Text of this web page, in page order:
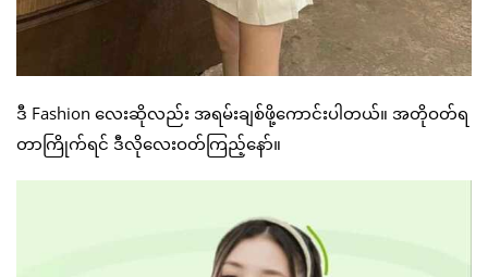
ဒီ Fashion လေးဆိုလည်း အရမ်းချစ်ဖို့ကောင်းပါတယ်။ အတိုဝတ်ရ
တာကြိုက်ရင် ဒီလိုလေးဝတ်ကြည့်နော်။